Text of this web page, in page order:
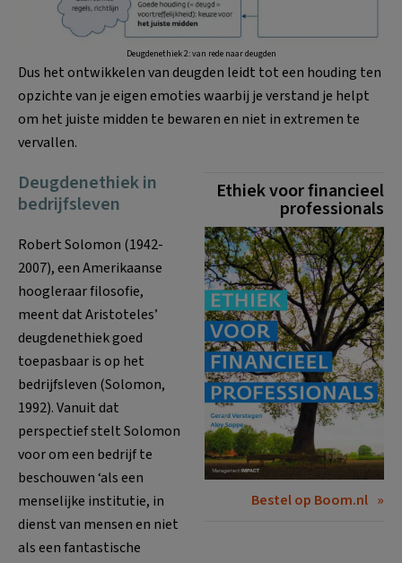
Deugdenethiek 2: van rede naar deugden
Dus het ontwikkelen van deugden leidt tot een houding ten
opzichte van je eigen emoties waarbij je verstand je helpt
om het juiste midden te bewaren en niet in extremen te
vervallen.
Ethiek voor financieel
professionals
Bestel op Boom.nl
Deugdenethiek in
bedrijfsleven
Robert Solomon (1942-
2007), een Amerikaanse
hoogleraar filosofie,
meent dat Aristoteles’
deugdenethiek goed
toepasbaar is op het
bedrijfsleven (Solomon,
1992). Vanuit dat
perspectief stelt Solomon
voor om een bedrijf te
beschouwen ‘als een
menselijke institutie, in
dienst van mensen en niet
als een fantastische